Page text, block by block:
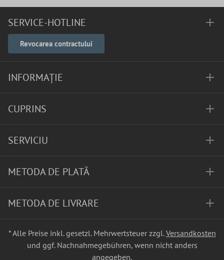
SERVICE-HOTLINE
Revocarea contractului
INFORMAȚIE
CUPRINS
SERVICIU
METODA DE PLATĂ
METODA DE LIVRARE
* Alle Preise inkl. gesetzl. Mehrwertsteuer zzgl.Versandkosten
und ggf. Nachnahmegebühren, wenn nicht anders
angegeben.